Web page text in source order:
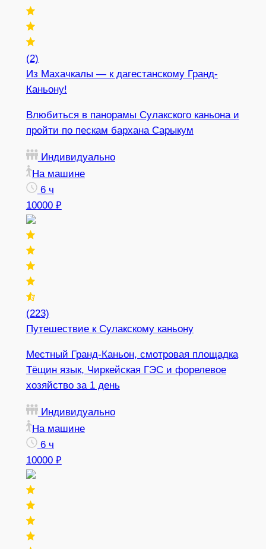
(2)
Из Махачкалы — к дагестанскому Гранд-
Каньону!
Влюбиться в панорамы Сулакского каньона и
пройти по пескам бархана Сарыкум
Индивидуально
На машине
6 ч
10000 ₽
(223)
Путешествие к Сулакскому каньону
Местный Гранд-Каньон, смотровая площадка
Тёщин язык, Чиркейская ГЭС и форелевое
хозяйство за 1 день
Индивидуально
На машине
6 ч
10000 ₽